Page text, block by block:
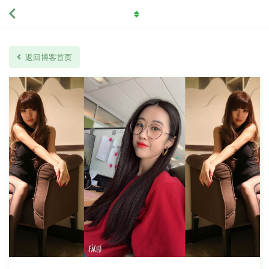
返回博客首页